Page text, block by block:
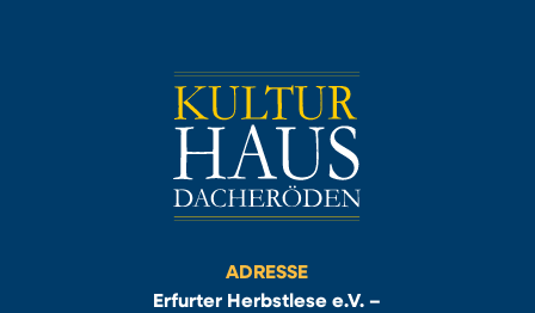
ADRESSE
Erfurter Herbstlese e.V. –